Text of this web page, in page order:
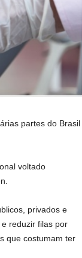
partes do Brasil
voltado
privados e
reduzir filas por
que costumam ter